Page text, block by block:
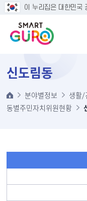
이 누리집은 대한민국
신도림동
분야별정보 생활/
동별주민자치위원현황